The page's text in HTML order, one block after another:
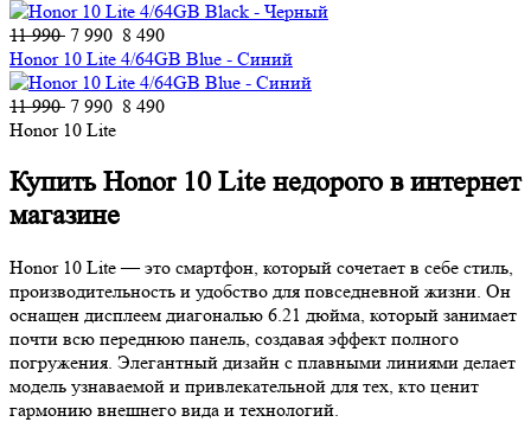
11 990 7 990 8 490
Honor 10 Lite 4/64GB Blue - Синий
11 990 7 990 8 490
Honor 10 Lite
Купить Honor 10 Lite недорого в интернет
магазине
Honor 10 Lite — это смартфон, который сочетает в себе стиль,
производительность и удобство для повседневной жизни. Он
оснащен дисплеем диагональю 6.21 дюйма, который занимает
почти всю переднюю панель, создавая эффект полного
погружения. Элегантный дизайн с плавными линиями делает
модель узнаваемой и привлекательной для тех, кто ценит
гармонию внешнего вида и технологий.